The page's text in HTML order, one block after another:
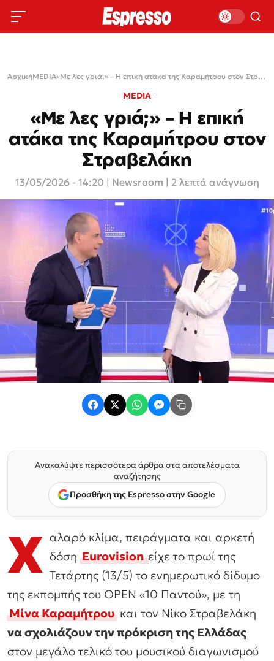
Αρχική›
MEDIA› «Με λες γριά;» – Η επική ατάκα της Καραμήτρου στον Στραβελάκη
MEDIA
«Με λες γριά;» – Η επική
ατάκα της Καραμήτρου στον
Στραβελάκη
13/05/2026 - 14:20 Newsroom | 2 λεπτά ανάγνωση
Ανακαλύψτε περισσότερα άρθρα στα αποτελέσματα
αναζήτησης
Προσθήκη της Espresso στην Google
Χ αλαρό κλίμα, πειράγματα και αρκετή
δόσηEurovision είχε το πρωί της
Τετάρτης (13/5) το ενημερωτικό δίδυμο
της εκπομπής του ΟΡΕΝ «10 Παντού», με τη
Μίνα Καραμήτρουκαι τον Νίκο Στραβελάκη
να σχολιάζουν την πρόκριση της Ελλάδας
στον μεγάλο τελικό του μουσικού διαγωνισμού